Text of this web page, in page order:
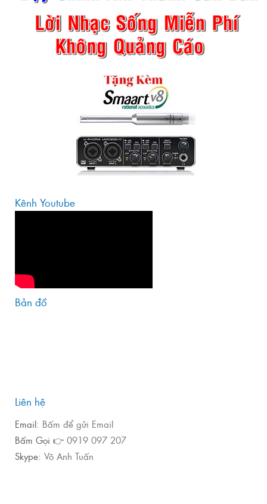
Kênh Youtube
Bản đồ
Liên hệ
Email: Bấm để gửi Email
Bấm Gọi 👉 0919 097 207
Skype: Võ Anh Tuấn